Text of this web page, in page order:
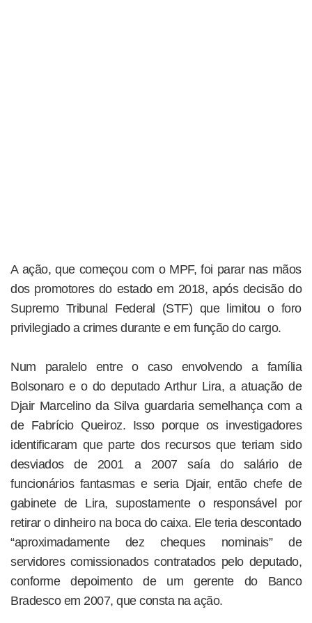
A ação, que começou com o MPF, foi parar nas mãos
dos promotores do estado em 2018, após decisão do
Supremo Tribunal Federal (STF) que limitou o foro
privilegiado a crimes durante e em função do cargo.
Num paralelo entre o caso envolvendo a família
Bolsonaro e o do deputado Arthur Lira, a atuação de
Djair Marcelino da Silva guardaria semelhança com a
de Fabrício Queiroz. Isso porque os investigadores
identificaram que parte dos recursos que teriam sido
desviados de 2001 a 2007 saía do salário de
funcionários fantasmas e seria Djair, então chefe de
gabinete de Lira, supostamente o responsável por
retirar o dinheiro na boca do caixa. Ele teria descontado
“aproximadamente dez cheques nominais” de
servidores comissionados contratados pelo deputado,
conforme depoimento de um gerente do Banco
Bradesco em 2007, que consta na ação.